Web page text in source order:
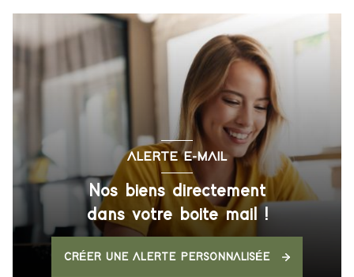
ALERTE E-MAIL
Nos biens directement
dans votre boite mail !
CRÉER UNE ALERTE PERSONNALISÉE